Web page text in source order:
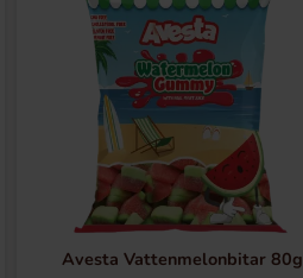
Avesta Vattenmelonbitar 80g